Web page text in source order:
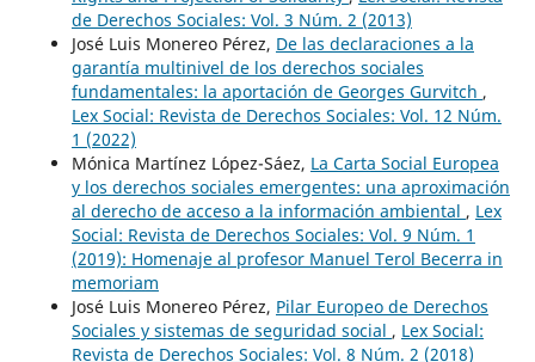
de Derechos Sociales: Vol. 3 Núm. 2 (2013)
José Luis Monereo Pérez, De las declaraciones a la
garantía multinivel de los derechos sociales
fundamentales: la aportación de Georges Gurvitch ,
Lex Social: Revista de Derechos Sociales: Vol. 12 Núm.
1 (2022)
Mónica Martínez López-Sáez, La Carta Social Europea
y los derechos sociales emergentes: una aproximación
al derecho de acceso a la información ambiental , Lex
Social: Revista de Derechos Sociales: Vol. 9 Núm. 1
(2019): Homenaje al profesor Manuel Terol Becerra in
memoriam
José Luis Monereo Pérez, Pilar Europeo de Derechos
Sociales y sistemas de seguridad social , Lex Social:
Revista de Derechos Sociales: Vol. 8 Núm. 2 (2018)